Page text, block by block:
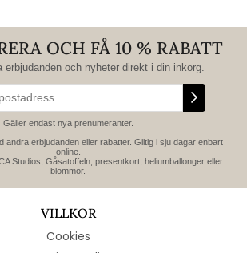
OCH FÅ 10 % RABATT
erbjudanden och nyheter direkt i din inkorg.
Gäller endast nya prenumeranter.
andra erbjudanden eller rabatter. Giltig i sju dagar enbart
online.
Studios, Gåsatoffeln, presentkort, heliumballonger eller
blommor.
VILLKOR
Cookies